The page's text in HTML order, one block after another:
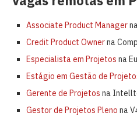
Associate Product Manager
Credit Product Ownerna
Especialista em Projetos na
Estágio em Gestão de
Gerente de Projetos na
Gestor de Projetos Pleno na